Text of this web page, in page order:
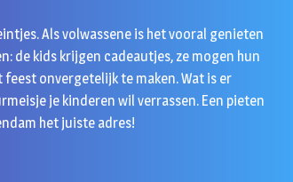
Als volwassene is het vooral genieten
de kids krijgen cadeautjes, ze mogen hun
onvergetelijk te maken. Wat is er
je kinderen wil verrassen. Een pieten
het juiste adres!